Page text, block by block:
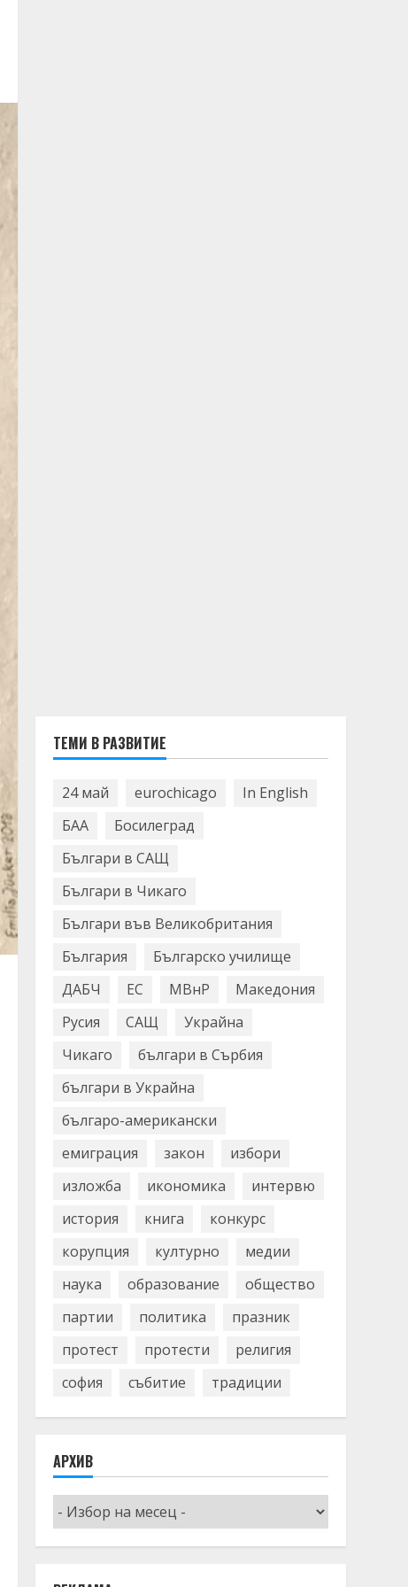
ТЕМИ В РАЗВИТИЕ
24 май eurochicago
In English
БАА
Босилеград
Българи в САЩ
Българи в Чикаго
Българи във Великобритания
България
Българско училище
ДАБЧ
ЕС МВнР
Македония
Русия
САЩ
Украйна
Чикаго
българи в Сърбия
българи в Украйна
българо-американски
емиграция
закон
избори
изложба
икономика
интервю
история
книга
конкурс
корупция
културно
медии
наука
образование
общество
партии
политика
празник
протест
протести
религия
софия
събитие традиции
АРХИВ
Архив